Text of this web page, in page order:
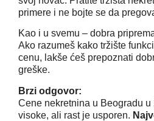
primere i ne bojte se da
Kao i u svemu – dobra
Ako razumeš kako tržište
cenu, lakše ćeš prepoznati
greške.
Brzi odgovor:
Cene nekretnina u Beogradu
visoke, ali rast je usporen.